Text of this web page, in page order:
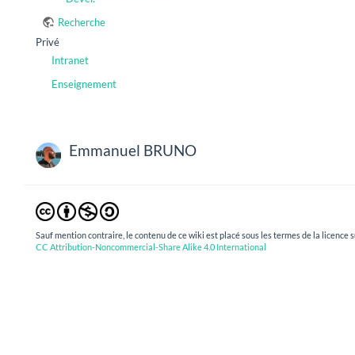
Recherche
Privé
Intranet
Enseignement
Emmanuel BRUNO
Sauf mention contraire, le contenu de ce wiki est placé sous les termes de la licence
CC Attribution-Noncommercial-Share Alike 4.0 International